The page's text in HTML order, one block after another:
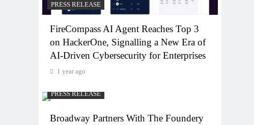
PRESS RELEASE
FireCompass AI Agent Reaches Top 3
on HackerOne, Signalling a New Era of
AI-Driven Cybersecurity for Enterprises
1 year ago
PRESS RELEASE
Broadway Partners With The Foundery